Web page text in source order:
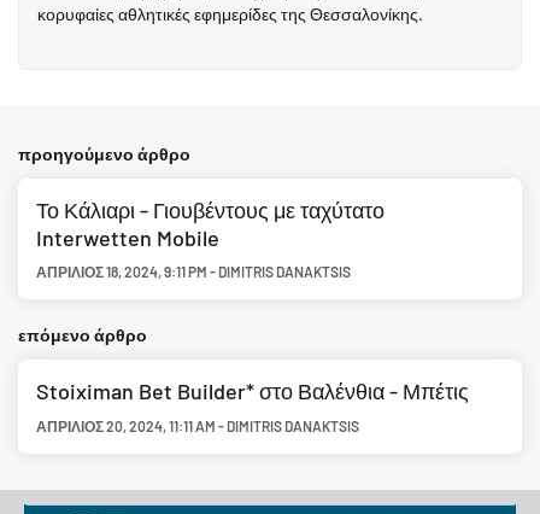
κορυφαίες αθλητικές εφημερίδες της Θεσσαλονίκης.
προηγούμενο άρθρο
Το Κάλιαρι - Γιουβέντους με ταχύτατο
Interwetten Mobile
ΑΠΡΊΛΙΟΣ 18, 2024 9:11 PM - DIMITRIS DANAKTSIS
επόμενο άρθρο
Stoiximan Bet Builder* στο Βαλένθια - Μπέτις
ΑΠΡΊΛΙΟΣ 20, 2024 11:11 AM - DIMITRIS DANAKTSIS